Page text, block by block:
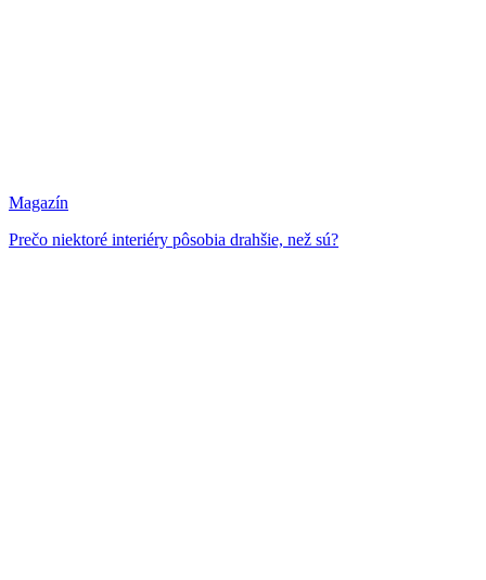
Magazín
Prečo niektoré interiéry pôsobia drahšie, než sú?